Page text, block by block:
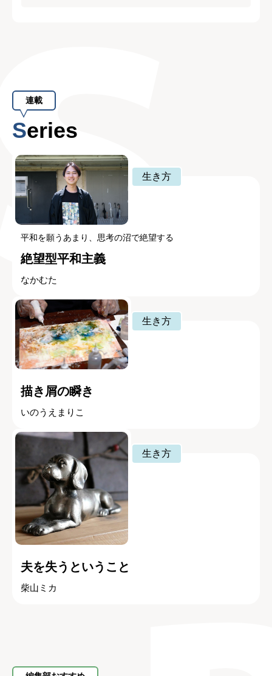
連載
Series
生き方
平和を願うあまり、思考の沼で絶望する
絶望型平和主義
なかむた
生き方
描き屑の瞬き
いのうえまりこ
生き方
夫を失うということ
柴山ミカ